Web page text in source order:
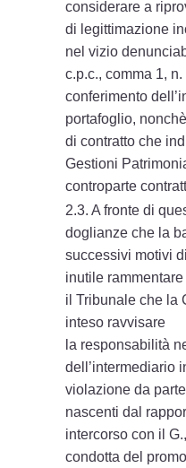
considerare a
di legittimazione
nel vizio
c.p.c., comma 1,
conferimento
portafoglio,
di contratto che
Gestioni
controparte
2.3. A fronte di
doglianze che la
successivi motivi
inutile
il Tribunale che la
inteso ravvisare
la responsabilità
dell’intermediario
violazione da
nascenti dal
intercorso con il
condotta del